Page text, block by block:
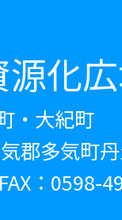
化
・大紀町
郡多気町
：0598-